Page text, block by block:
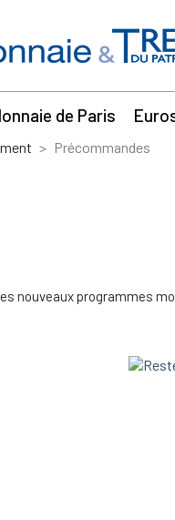
de Paris
Précommandes
nouveaux programmes